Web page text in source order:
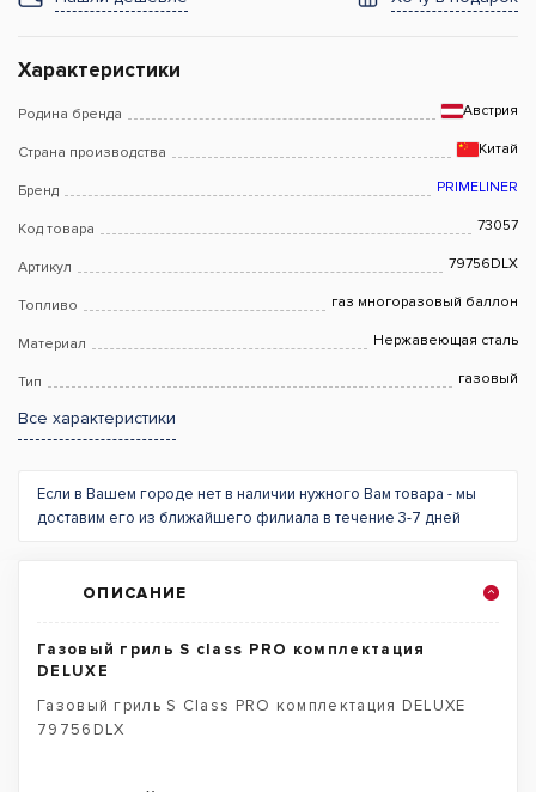
Характеристики
Родина бренда Австрия
Страна производства Китай
Бренд PRIMELINER
Код товара 73057
Артикул 79756DLX
Топливо газ многоразовый баллон
Материал Нержавеющая сталь
Тип газовый
Все характеристики
Если в Вашем городе нет в наличии нужного Вам товара - мы
доставим его из ближайшего филиала в течение 3-7 дней
ОПИСАНИЕ
Газовый гриль S class PRO комплектация
DELUXЕ
Газовый гриль S Class PRO комплектация DELUXE
79756DLX